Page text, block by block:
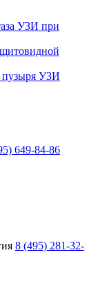
УЗИ при
УЗИ
649-84-86
8 (495) 281-32-